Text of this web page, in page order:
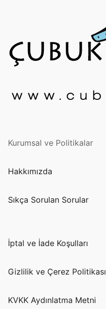
Kurumsal ve Politikalar
Hakkımızda
Sıkça Sorulan Sorular
İptal ve İade Koşulları
Gizlilik ve Çerez Politikası
KVKK Aydınlatma Metni